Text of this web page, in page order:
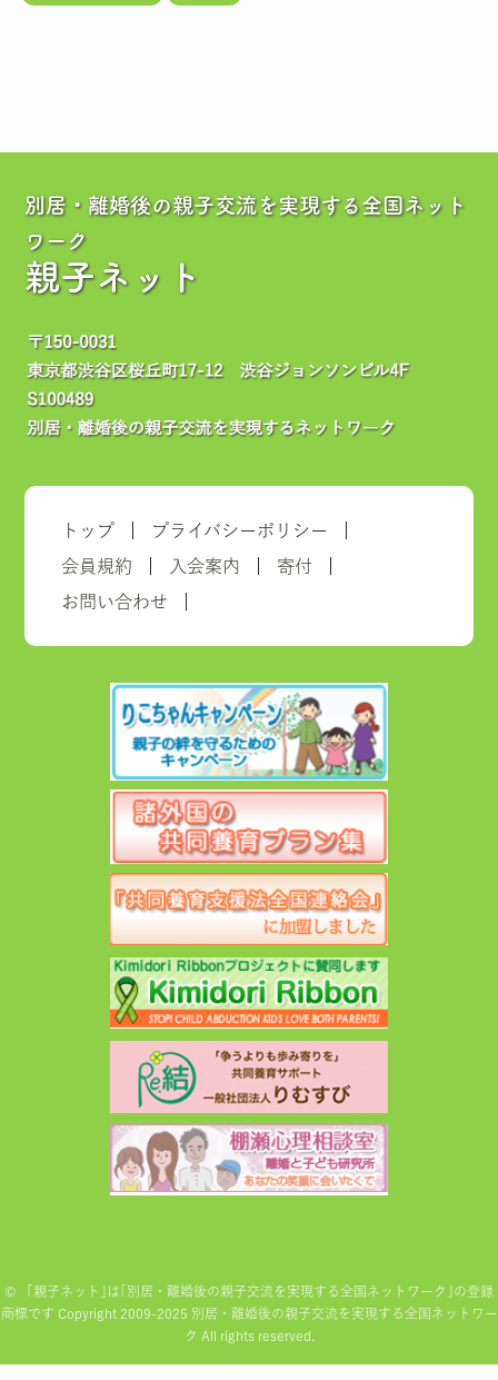
別居・離婚後の親子交流を実現する全国ネット
ワーク
親子ネット
トップ プライバシーポリシー
会員規約 入会案内 寄付
お問い合わせ
© 「親子ネット｣は｢別居・離婚後の親子交流を実現する全国ネットワーク｣の登録
商標です Copyright 2009-2025 別居・離婚後の親子交流を実現する全国ネットワー
ク All rights reserved.